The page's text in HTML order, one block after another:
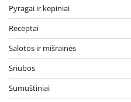
Pyragai ir kepiniai
Receptai
Salotos ir mišrainės
Sriubos
Sumuštiniai